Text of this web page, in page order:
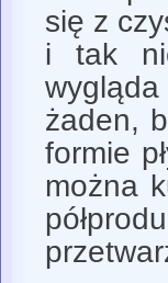
się z
i tak
żaden,
formie
można